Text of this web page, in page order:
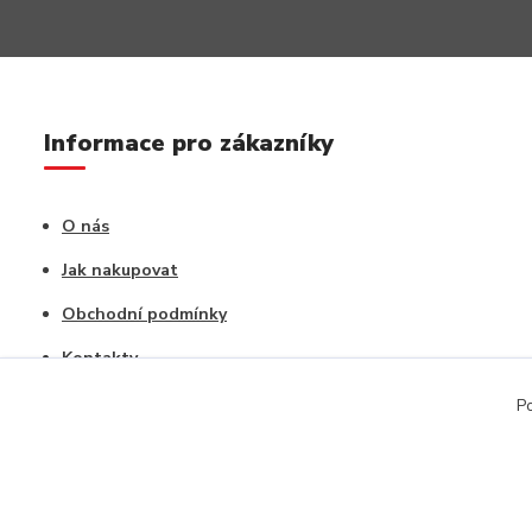
Informace pro zákazníky
O nás
Jak nakupovat
Obchodní podmínky
Kontakty